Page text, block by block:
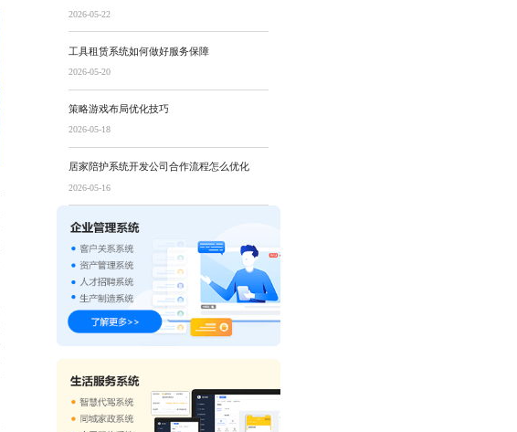
2026-05-22
工具租赁系统如何做好服务保障
2026-05-20
策略游戏布局优化技巧
2026-05-18
居家陪护系统开发公司合作流程怎么优化
2026-05-16